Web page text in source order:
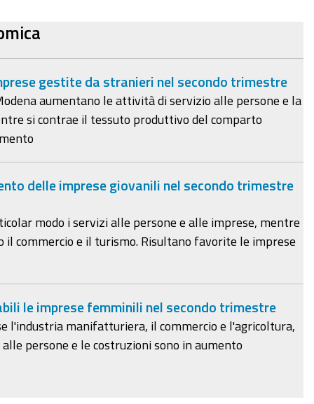
gestite da stranieri nel secondo trimestre
aumentano le attività di servizio alle persone e la
si contrae il tessuto produttivo del comparto
delle imprese giovanili nel secondo trimestre
modo i servizi alle persone e alle imprese, mentre
il commercio e il turismo. Risultano favorite le imprese
le imprese femminili nel secondo trimestre
l'industria manifatturiera, il commercio e l'agricoltura,
persone e le costruzioni sono in aumento